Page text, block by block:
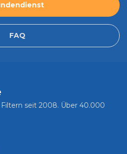
FAQ
Filtern seit 2008. Über 40.000